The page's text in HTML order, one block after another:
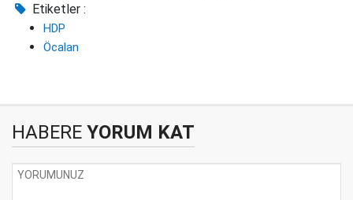
Etiketler :
HDP
Öcalan
HABERE YORUM KAT